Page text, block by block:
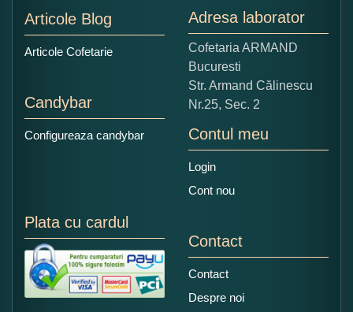
Copiati alaturi numarul din imagine:
Articole Blog
Articole Cofetarie
Candybar
Configureaza candybar
Adresa laborator
Cofetaria ARMAND
Bucuresti
Str. Armand Călinescu
Nr.25, Sec. 2
Contul meu
Login
Cont nou
Plata cu cardul
Contact
Contact
Despre noi